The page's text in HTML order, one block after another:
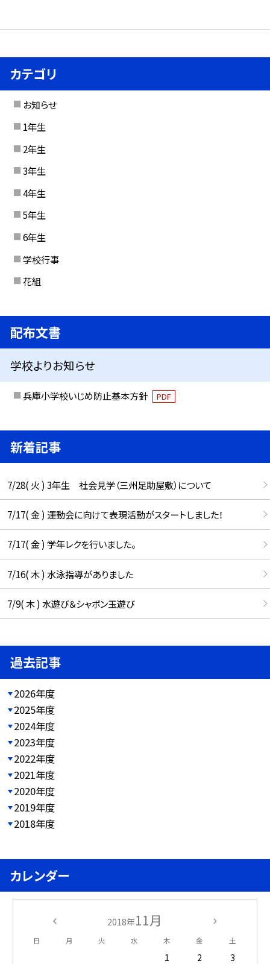
カテゴリ
お知らせ
1年生
2年生
3年生
4年生
5年生
6年生
学校行事
花組
配布文書
学校よりお知らせ
兵庫小学校いじめ防止基本方針 PDF
新着記事
7/28( 火 ) 3年生 社会見学（三州足助屋敷）について
7/17( 金 ) 運動会に向けて表現活動がスタートしました！
7/17( 金 ) 学年レクを行いました。
7/16( 木 ) 水泳指導がありました
7/9( 木 ) 水遊び＆シャボン玉遊び
過去記事
2026年度
2025年度
2024年度
2023年度
2022年度
2021年度
2020年度
2019年度
2018年度
カレンダー
2018年11月
日 月 火 水 木 金 土
1 2
3